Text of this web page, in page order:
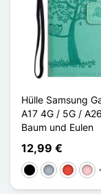
Hülle Samsung
A17 4G / 5G /
Baum und Eulen
12,99 €
Schwarz
GrauRot Pink